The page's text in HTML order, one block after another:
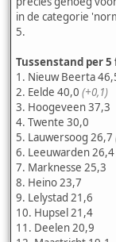
in de categorie
5.
Tussenstand per
1. Nieuw Beerta
2. Eelde 40,0 (+0,1)
3. Hoogeveen 37,3
4. Twente 30,0
5. Lauwersoog 26,7
6. Leeuwarden 26,4
7. Marknesse 25,3
8. Heino 23,7
9. Lelystad 21,6
10. Hupsel 21,4
11. Deelen 20,9